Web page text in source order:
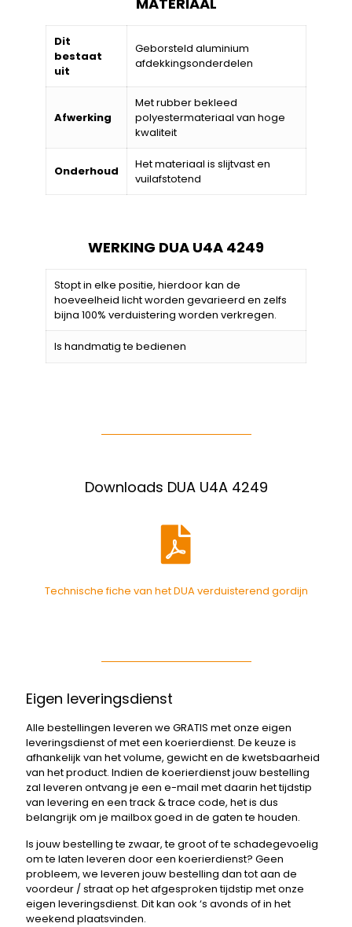
Dit
bestaat
uit
Geborsteld aluminium
afdekkingsonderdelen
Afwerking
Met rubber bekleed
polyestermateriaal van hoge
kwaliteit
Onderhoud
Het materiaal is slijtvast en
vuilafstotend
WERKING DUA U4A 4249
Stopt in elke positie, hierdoor kan de
hoeveelheid licht worden gevarieerd en zelfs
bijna 100% verduistering worden verkregen.
Is handmatig te bedienen
Downloads DUA U4A 4249
Technische fiche van het DUA verduisterend gordijn
Eigen leveringsdienst
Alle bestellingen leveren we GRATIS met onze eigen
leveringsdienst of met een koerierdienst. De keuze is
afhankelijk van het volume, gewicht en de kwetsbaarheid
van het product. Indien de koerierdienst jouw bestelling
zal leveren ontvang je een e-mail met daarin het tijdstip
van levering en een track & trace code, het is dus
belangrijk om je mailbox goed in de gaten te houden.
Is jouw bestelling te zwaar, te groot of te schadegevoelig
om te laten leveren door een koerierdienst? Geen
probleem, we leveren jouw bestelling dan tot aan de
voordeur / straat op het afgesproken tijdstip met onze
eigen leveringsdienst. Dit kan ook ‘s avonds of in het
weekend plaatsvinden.